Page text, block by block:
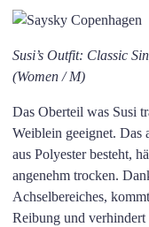
Susi’s Outfit: Classic
(Women / M)
Das Oberteil was Susi
Weiblein geeignet. Das
aus Polyester besteht,
angenehm trocken.
Achselbereiches,
Reibung und